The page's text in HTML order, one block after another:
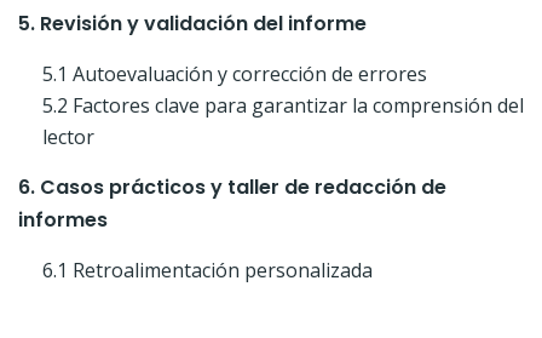
5. Revisión y validación del informe
5.1 Autoevaluación y corrección de errores
5.2 Factores clave para garantizar la comprensión del
lector
6. Casos prácticos y taller de redacción de
informes
6.1 Retroalimentación personalizada